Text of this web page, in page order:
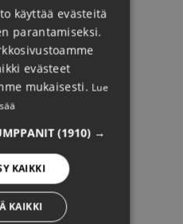
DUTCH
FRENCH
FINNISH
NORWEGIAN
SPANISH
SWEDISH
käyttää evästeitä
parantamiseksi.
evästeet
mukaisesti. Lue
(1910) →
KAIKKI
KAIKKI